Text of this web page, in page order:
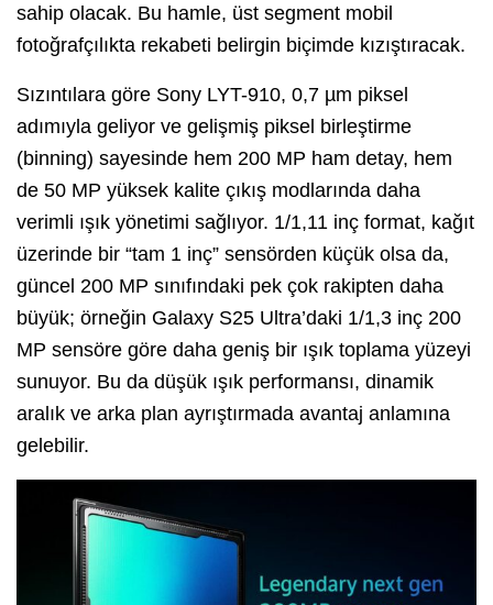
sahip olacak. Bu hamle, üst segment mobil
fotoğrafçılıkta rekabeti belirgin biçimde kızıştıracak.
Sızıntılara göre Sony LYT-910, 0,7 µm piksel
adımıyla geliyor ve gelişmiş piksel birleştirme
(binning) sayesinde hem 200 MP ham detay, hem
de 50 MP yüksek kalite çıkış modlarında daha
verimli ışık yönetimi sağlıyor. 1/1,11 inç format, kağıt
üzerinde bir “tam 1 inç” sensörden küçük olsa da,
güncel 200 MP sınıfındaki pek çok rakipten daha
büyük; örneğin Galaxy S25 Ultra’daki 1/1,3 inç 200
MP sensöre göre daha geniş bir ışık toplama yüzeyi
sunuyor. Bu da düşük ışık performansı, dinamik
aralık ve arka plan ayrıştırmada avantaj anlamına
gelebilir.